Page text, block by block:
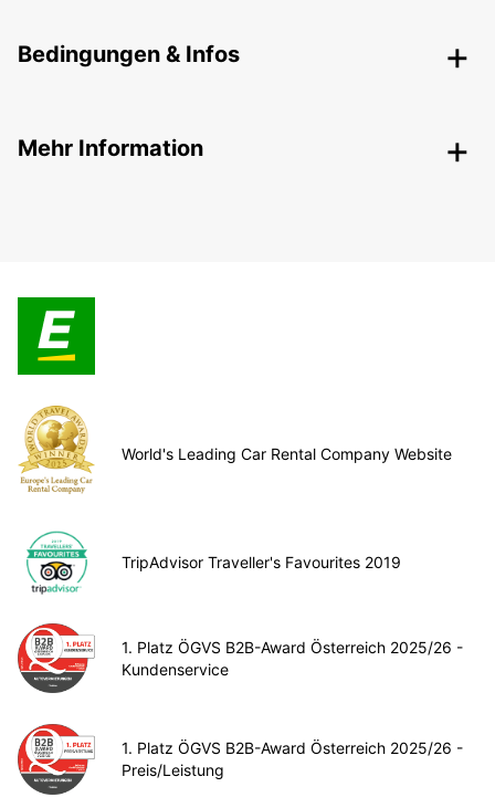
Bedingungen & Infos
Mehr Information
World's Leading Car Rental Company Website
TripAdvisor Traveller's Favourites 2019
1. Platz ÖGVS B2B-Award Österreich 2025/26 -
Kundenservice
1. Platz ÖGVS B2B-Award Österreich 2025/26 -
Preis/Leistung